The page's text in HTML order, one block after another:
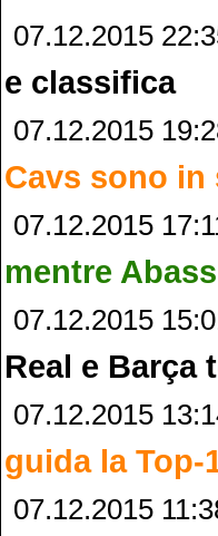
07.12.2015
e classifica
07.12.2015
Cavs sono in
07.12.2015
mentre
07.12.2015
Real e Barça
07.12.2015
guida la Top-
07.12.2015